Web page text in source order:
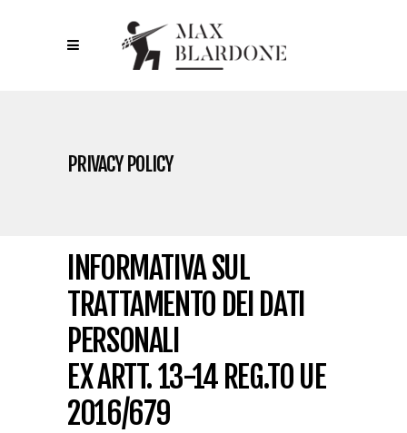
PRIVACY POLICY
INFORMATIVA SUL
TRATTAMENTO DEI DATI
PERSONALI
EX ARTT. 13-14 REG.TO UE
2016/679